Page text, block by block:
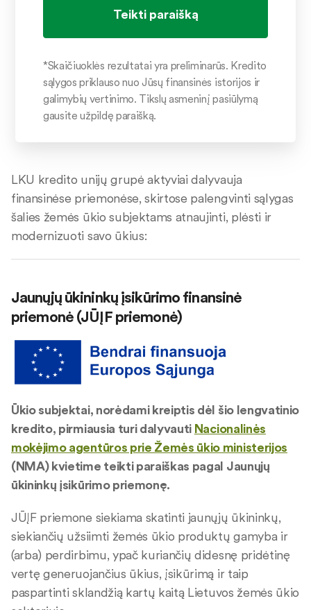
*Skaičiuoklės rezultatai yra preliminarūs. Kredito
sąlygos priklauso nuo Jūsų finansinės istorijos ir
galimybių vertinimo. Tikslų asmeninį pasiūlymą
gausite užpildę paraišką.
LKU kredito unijų grupė aktyviai dalyvauja
finansinėse priemonėse, skirtose palengvinti sąlygas
šalies žemės ūkio subjektams atnaujinti, plėsti ir
modernizuoti savo ūkius:
Jaunųjų ūkininkų įsikūrimo finansinė
priemonė (JŪĮF priemonė)
Ūkio subjektai, norėdami kreiptis dėl šio lengvatinio
kredito, pirmiausia turi dalyvauti Nacionalinės
mokėjimo agentūros prie Žemės ūkio ministerijos
(NMA) kvietime teikti paraiškas pagal Jaunųjų
ūkininkų įsikūrimo priemonę.
JŪĮF priemone siekiama skatinti jaunųjų ūkininkų,
siekiančių užsiimti žemės ūkio produktų gamyba ir
(arba) perdirbimu, ypač kuriančių didesnę pridėtinę
vertę generuojančius ūkius, įsikūrimą ir taip
paspartinti sklandžią kartų kaitą Lietuvos žemės ūkio